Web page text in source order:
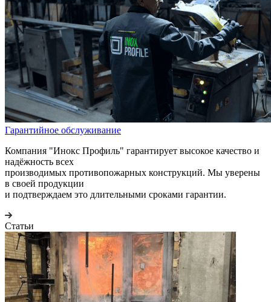
Гарантийное обслуживание
Компания "Инокс Профиль" гарантирует высокое качество и
надёжность всех
производимых противопожарных конструкций. Мы уверены
в своей продукции
и подтверждаем это длительными сроками гарантии.
Статьи